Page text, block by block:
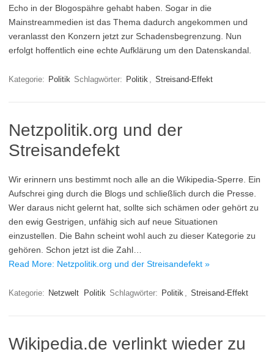
Echo in der Blogospähre gehabt haben. Sogar in die
Mainstreammedien ist das Thema dadurch angekommen und
veranlasst den Konzern jetzt zur Schadensbegrenzung. Nun
erfolgt hoffentlich eine echte Aufklärung um den Datenskandal.
Kategorie: Politik Schlagwörter: Politik , Streisand-Effekt
Netzpolitik.org und der
Streisandefekt
Wir erinnern uns bestimmt noch alle an die Wikipedia-Sperre. Ein
Aufschrei ging durch die Blogs und schließlich durch die Presse.
Wer daraus nicht gelernt hat, sollte sich schämen oder gehört zu
den ewig Gestrigen, unfähig sich auf neue Situationen
einzustellen. Die Bahn scheint wohl auch zu dieser Kategorie zu
gehören. Schon jetzt ist die Zahl…
Read More: Netzpolitik.org und der Streisandefekt »
Kategorie: Netzwelt Politik Schlagwörter: Politik , Streisand-Effekt
Wikipedia.de verlinkt wieder zu